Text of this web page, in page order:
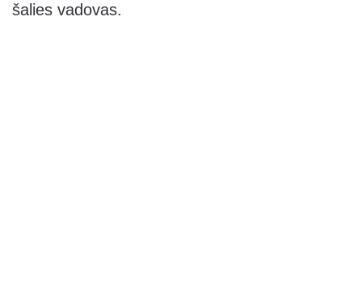
šalies vadovas.